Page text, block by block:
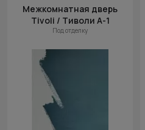
Межкомнатная дверь
Tivoli / Тиволи А-1
Под отделку